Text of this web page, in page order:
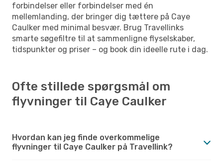
forbindelser eller forbindelser med én
mellemlanding, der bringer dig tættere på Caye
Caulker med minimal besvær. Brug Travellinks
smarte søgefiltre til at sammenligne flyselskaber,
tidspunkter og priser – og book din ideelle rute i dag.
Ofte stillede spørgsmål om
flyvninger til Caye Caulker
Hvordan kan jeg finde overkommelige
flyvninger til Caye Caulker på Travellink?